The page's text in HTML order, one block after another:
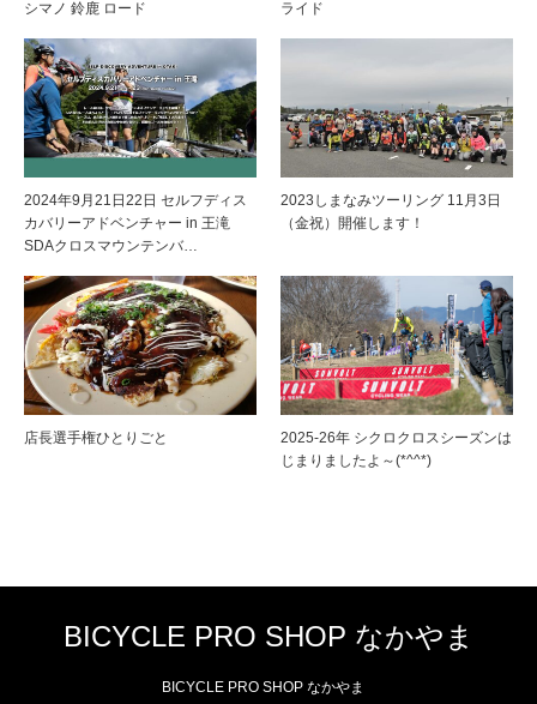
シマノ 鈴鹿 ロード ライド
2024年9月21日22日 セルフディス
カバリーアドベンチャー in 王滝
SDAクロスマウンテンバ…
2023しまなみツーリング 11月3日
（金祝）開催します！
店長選手権ひとりごと
2025-26年 シクロクロスシーズンは
じまりましたよ～(*^^*)
BICYCLE PRO SHOP なかやま
BICYCLE PRO SHOP なかやま